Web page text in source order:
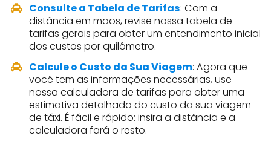
Consulte a Tabela de Tarifas: Com a
distância em mãos, revise nossa tabela de
tarifas gerais para obter um entendimento inicial
dos custos por quilômetro.
Calcule o Custo da Sua Viagem: Agora que
você tem as informações necessárias, use
nossa calculadora de tarifas para obter uma
estimativa detalhada do custo da sua viagem
de táxi. É fácil e rápido: insira a distância e a
calculadora fará o resto.